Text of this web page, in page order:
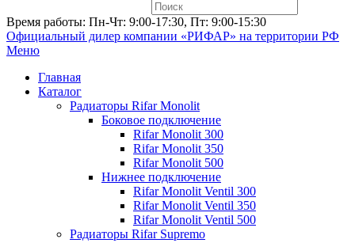
Время работы: Пн-Чт: 9:00-17:30, Пт: 9:00-15:30
Официальный дилер компании «РИФАР» на территории РФ
Меню
Главная
Каталог
Радиаторы Rifar Monolit
Боковое подключение
Rifar Monolit 300
Rifar Monolit 350
Rifar Monolit 500
Нижнее подключение
Rifar Monolit Ventil 300
Rifar Monolit Ventil 350
Rifar Monolit Ventil 500
Радиаторы Rifar Supremo